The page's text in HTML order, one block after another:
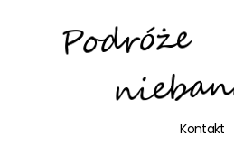
BIURO
Kontakt